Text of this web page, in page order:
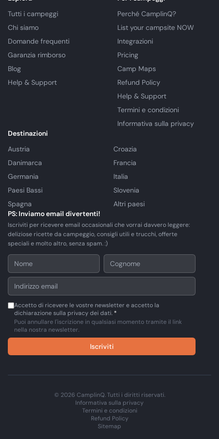
Tutti i campeggi
Chi siamo
Domande frequenti
Garanzia rimborso
Blog
Help & Support
Perché CamplinQ?
List your campsite NOW
Integrazioni
Pricing
Camp Maps
Refund Policy
Help & Support
Termini e condizioni
Informativa sulla privacy
Destinazioni
Austria
Croazia
Danimarca
Francia
Germania
Italia
Paesi Bassi
Slovenia
Spagna
Altri paesi
PS: Inviamo email divertenti!
Iscriviti per ricevere email occasionali che vorrai davvero leggere:
deliziose ricette da campeggio, consigli utili e trucchi, offerte
speciali e molto altro, senza spam. :)
Accetto di ricevere le vostre newsletter e accetto la
dichiarazione sulla privacy dei dati. *
Puoi annullare l'iscrizione in qualsiasi momento tramite il link
nella nostra newsletter.
Iscriviti
© 2026 CamplinQ. Tutti i diritti riservati.
Informativa sulla privacy
Termini e condizioni
Refund Policy
Sitemap